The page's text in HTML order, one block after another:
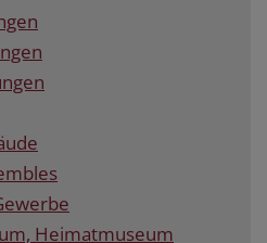
Heimatmuseum